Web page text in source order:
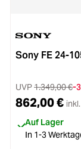
Sony FE 24-
UVP1.349,00 €-
862,00 €
Auf Lager
In 1-3